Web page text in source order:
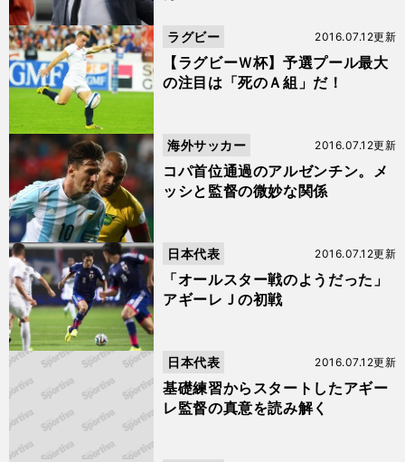
【ラグビーＷ杯】予選プール最大
の注目は「死のＡ組」だ！
2016.07.12更新
ラグビー
コパ首位通過のアルゼンチン。メ
ッシと監督の微妙な関係
2016.07.12更新
海外サッカー
「オールスター戦のようだった」
アギーレＪの初戦
2016.07.12更新
日本代表
基礎練習からスタートしたアギー
レ監督の真意を読み解く
2016.07.12更新
日本代表